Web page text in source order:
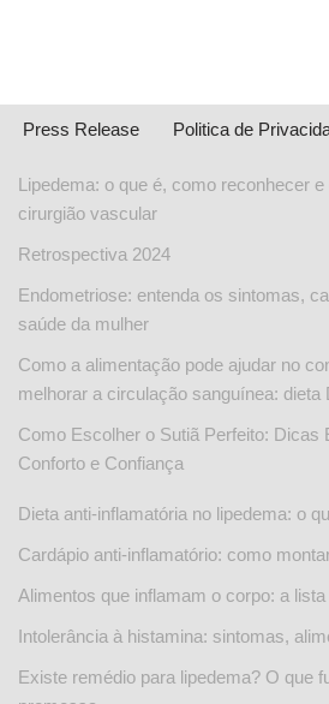
Press Release Politica de
Lipedema: o que é, como reconhecer
cirurgião vascular
Retrospectiva 2024
Endometriose: entenda os sintomas,
saúde da mulher
Como a alimentação pode ajudar no
melhorar a circulação sanguínea: dieta
Como Escolher o Sutiã Perfeito: Dicas
Conforto e Confiança
Dieta anti-inflamatória no lipedema: o
Cardápio anti-inflamatório: como
Alimentos que inflamam o corpo: a
Intolerância à histamina: sintomas,
Existe remédio para lipedema? O que